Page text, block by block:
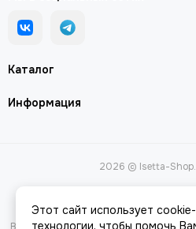
Каталог
Информация
2026 © Isetta-Shop.
Этот сайт использует
технологии, чтобы помочь